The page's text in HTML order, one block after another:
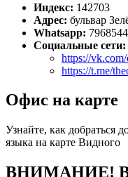
Индекс: 142703
Адрес: бульвар
Whatsapp:
Социальные сети:
https://
https://t.me/
Офис на карте
Узнайте, как добраться
языка на карте Видного
ВНИМАНИЕ!